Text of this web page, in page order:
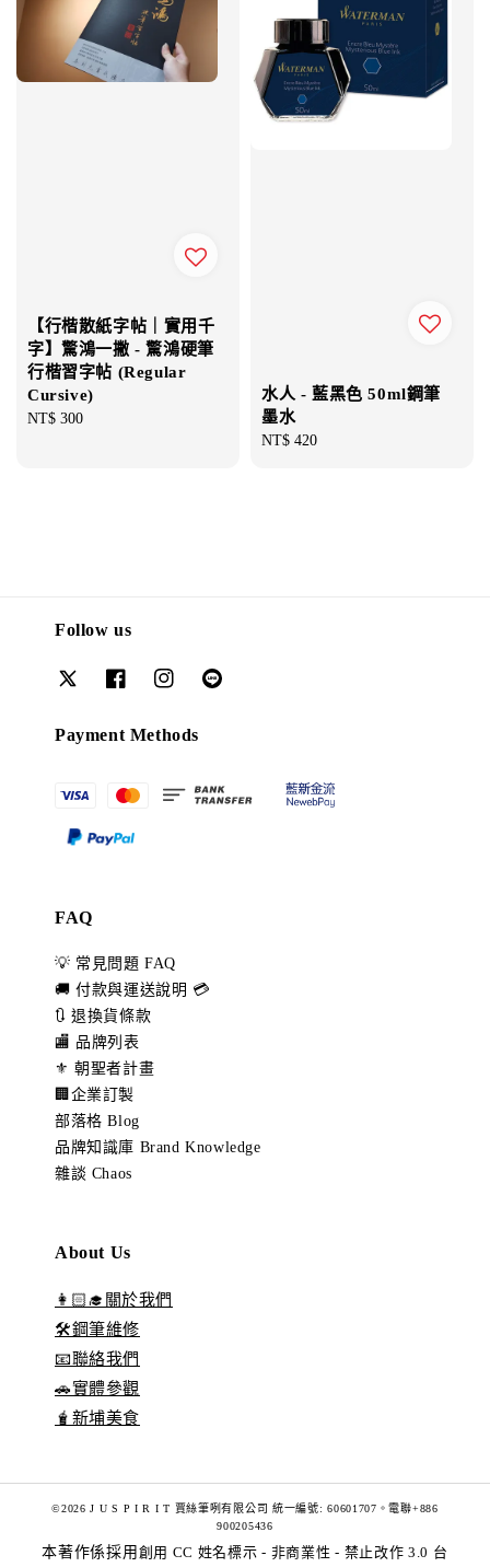
【行楷散紙字帖｜實用千
字】驚鴻一撇 - 驚鴻硬筆
行楷習字帖 (Regular
Cursive)
Regular
NT$ 300
水人 - 藍黑色 50ml鋼筆
墨水
Regular
NT$ 420
Follow us
Payment Methods
FAQ
💡 常見問題 FAQ
🚚 付款與運送說明 💳
🔃 退換貨條款
🏬 品牌列表
⚜️ 朝聖者計畫
🏢企業訂製
部落格 Blog
品牌知識庫 Brand Knowledge
雜談 Chaos
About Us
👩🏻‍🎓關於我們
🛠️鋼筆維修
📧聯絡我們
🚗實體參觀
🧋新埔美食
©2026 J U S P I R I T 賈絲筆咧有限公司 統一編號: 60601707。電聯+886
900205436
本著作係採用 創用 CC 姓名標示 - 非商業性 - 禁止改作 3.0 台